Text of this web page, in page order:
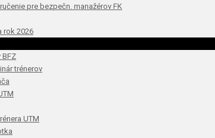
pre bezpečn. manažérov FK
rok 2026
BFZ
trénerov
UTM